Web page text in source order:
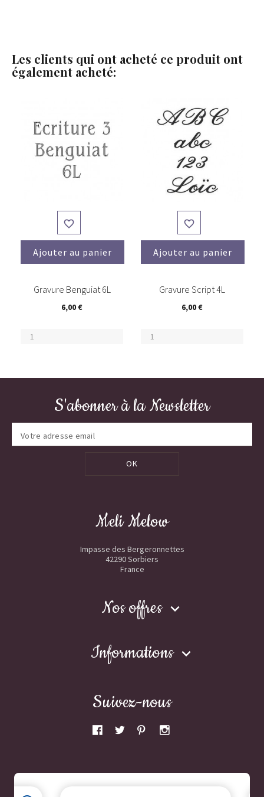
Les clients qui ont acheté ce produit ont
également acheté:

Ajouter au panier
Gravure Benguiat 6L
6,00 €

Ajouter au panier
Gravure Script 4L
6,00 €
S'abonner à la Newsletter
OK
Meli Melow
Impasse des Bergeronnettes
42290 Sorbiers
France
Nos offres 
Informations 
Suivez-nous